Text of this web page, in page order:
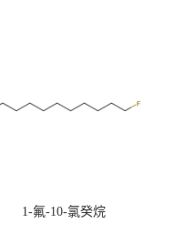
1-氟-10-氯癸烷